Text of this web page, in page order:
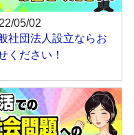
05/02
社団法人設立ならお
ください！